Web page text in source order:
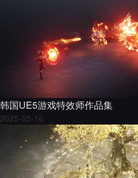
韩国UE5游戏特效师作品集
2025-05-16